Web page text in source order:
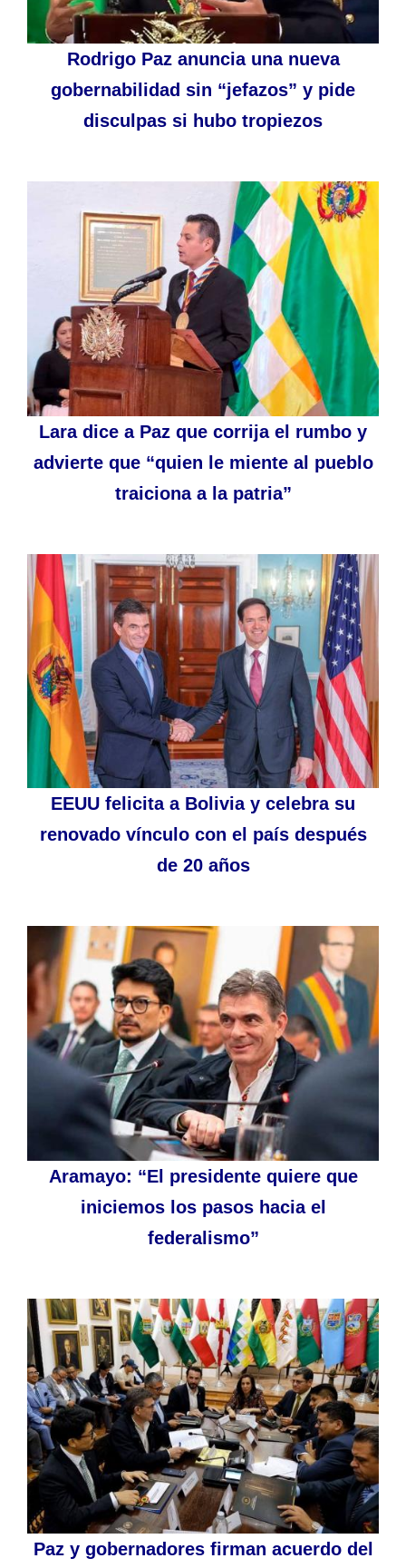
Rodrigo Paz anuncia una nueva
gobernabilidad sin “jefazos” y pide
disculpas si hubo tropiezos
Lara dice a Paz que corrija el rumbo y
advierte que “quien le miente al pueblo
traiciona a la patria”
EEUU felicita a Bolivia y celebra su
renovado vínculo con el país después
de 20 años
Aramayo: “El presidente quiere que
iniciemos los pasos hacia el
federalismo”
Paz y gobernadores firman acuerdo del